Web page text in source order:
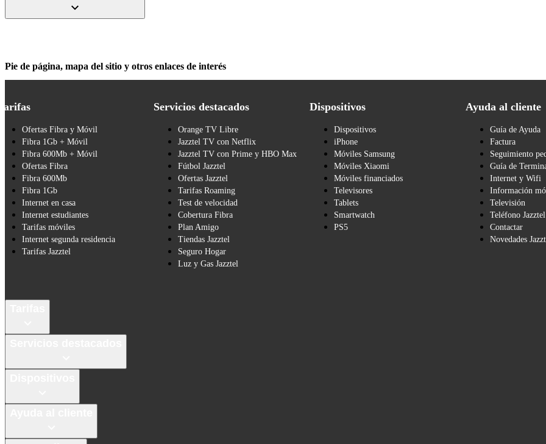
Pie de página, mapa del sitio y otros enlaces de interés
Ofertas Fibra y Móvil
Fibra 1Gb + Móvil
Fibra 600Mb + Móvil
Ofertas Fibra
Fibra 600Mb
Fibra 1Gb
Internet en casa
Internet estudiantes
Tarifas móviles
Internet segunda residencia
Tarifas Jazztel
Servicios destacados
Orange TV Libre
Jazztel TV con Netflix
Jazztel TV con Prime y HBO Max
Fútbol Jazztel
Ofertas Jazztel
Tarifas Roaming
Test de velocidad
Cobertura Fibra
Plan Amigo
Tiendas Jazztel
Seguro Hogar
Luz y Gas Jazztel
Dispositivos
Dispositivos
iPhone
Móviles Samsung
Móviles Xiaomi
Móviles financiados
Televisores
Tablets
Smartwatch
PS5
Ayuda al cliente
Guía de Ayuda
Factura
Seguimiento
Guía de
Internet y Wifi
Información
Televisión
Teléfono Jazztel
Contactar
Novedades